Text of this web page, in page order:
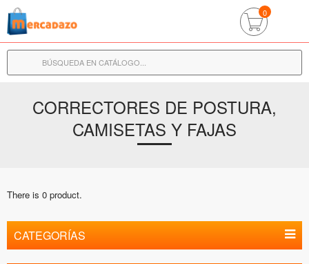
0
CORRECTORES DE POSTURA,
CAMISETAS Y FAJAS
There is 0 product.
CATEGORÍAS